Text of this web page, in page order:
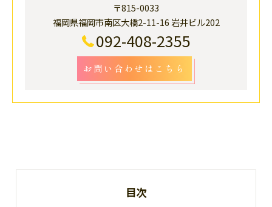
〒815-0033
福岡県福岡市南区大橋2-11-16 岩井ビル202
092-408-2355
お問い合わせはこちら
目次